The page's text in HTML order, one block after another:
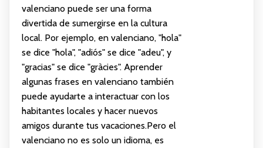
valenciano puede ser una forma
divertida de sumergirse en la cultura
local. Por ejemplo, en valenciano, "hola"
se dice "hola", "adiós" se dice "adeu", y
"gracias" se dice "gràcies". Aprender
algunas frases en valenciano también
puede ayudarte a interactuar con los
habitantes locales y hacer nuevos
amigos durante tus vacaciones.Pero el
valenciano no es solo un idioma, es